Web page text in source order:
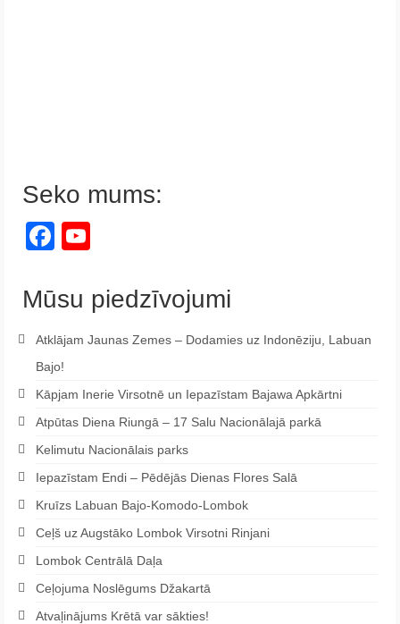
Seko mums:
Facebook
Mūsu piedzīvojumi
Atklājam Jaunas Zemes – Dodamies uz Indonēziju, Labuan
Bajo!
Kāpjam Inerie Virsotnē un Iepazīstam Bajawa Apkārtni
Atpūtas Diena Riungā – 17 Salu Nacionālajā parkā
Kelimutu Nacionālais parks
Iepazīstam Endi – Pēdējās Dienas Flores Salā
Kruīzs Labuan Bajo-Komodo-Lombok
Ceļš uz Augstāko Lombok Virsotni Rinjani
Lombok Centrālā Daļa
Ceļojuma Noslēgums Džakartā
Atvaļinājums Krētā var sākties!